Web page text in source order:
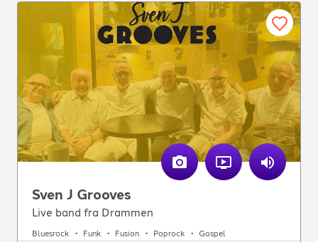
Sven J Grooves
Live band fra Drammen
Bluesrock Funk Fusion Poprock Gospel